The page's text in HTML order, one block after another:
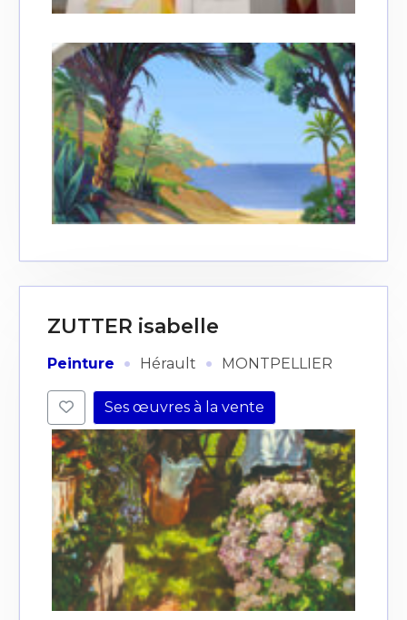
ZUTTER isabelle
Peinture · Hérault · MONTPELLIER
Ses œuvres à la vente